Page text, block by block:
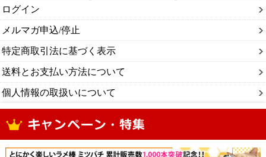
ログイン
メルマガ申込/停止
特定商取引法に基づく表示
送料とお支払い方法について
個人情報の取扱いについて